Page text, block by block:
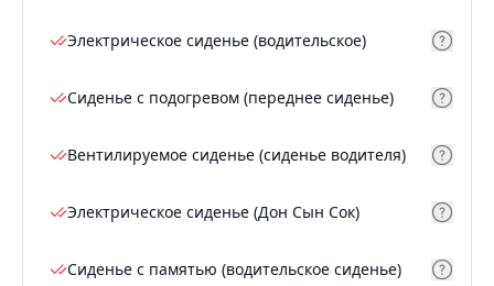
Электрическое сиденье (водительское)
Сиденье с подогревом (переднее сиденье)
Вентилируемое сиденье (сиденье водителя)
Электрическое сиденье (Дон Сын Сок)
Сиденье с памятью (водительское сиденье)